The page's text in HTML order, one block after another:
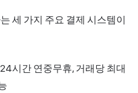
세 가지 주요 결제 시스템이
시간 연중무휴, 거래당 최대